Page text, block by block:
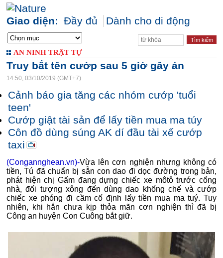
Giao diện: Đầy đủ Dành cho di động
AN NINH TRẬT TỰ
Truy bắt tên cướp sau 5 giờ gây án
14:50, 03/10/2019 (GMT+7)
Cảnh báo gia tăng các nhóm cướp 'tuổi
teen'
Cướp giật tài sản để lấy tiền mua ma túy
Côn đồ dùng súng AK dí đầu tài xế cướp
taxi
(Congannghean.vn)-Vừa lên cơn nghiện nhưng không có
tiền, Tú đã chuẩn bị sẵn con dao đi dọc đường trong bản,
phát hiện chị Gấm đang dựng chiếc xe môtô trước cổng
nhà, đối tượng xông đến dùng dao khống chế và cướp
chiếc xe phóng đi cầm cố định lấy tiền mua ma tuý. Tuy
nhiên, khi hắn chưa kịp thỏa mãn cơn nghiện thì đã bị
Công an huyện Con Cuông bắt giữ.